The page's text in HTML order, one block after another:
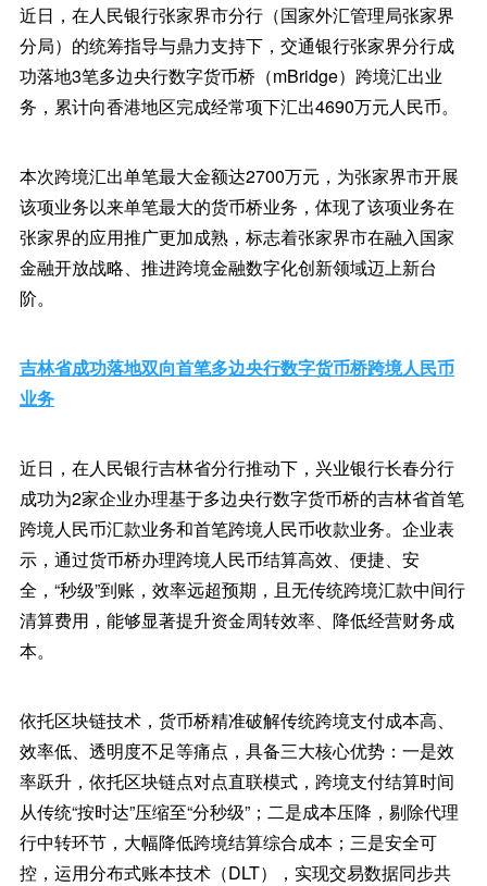
近日，在人民银行张家界市分行（国家外汇管理局张家界
分局）的统筹指导与鼎力支持下，交通银行张家界分行成
功落地3笔多边央行数字货币桥（mBridge）跨境汇出业
务，累计向香港地区完成经常项下汇出4690万元人民币。
本次跨境汇出单笔最大金额达2700万元，为张家界市开展
该项业务以来单笔最大的货币桥业务，体现了该项业务在
张家界的应用推广更加成熟，标志着张家界市在融入国家
金融开放战略、推进跨境金融数字化创新领域迈上新台
阶。
吉林省成功落地双向首笔多边央行数字货币桥跨境人民币
业务
近日，在人民银行吉林省分行推动下，兴业银行长春分行
成功为2家企业办理基于多边央行数字货币桥的吉林省首笔
跨境人民币汇款业务和首笔跨境人民币收款业务。企业表
示，通过货币桥办理跨境人民币结算高效、便捷、安
全，“秒级”到账，效率远超预期，且无传统跨境汇款中间行
清算费用，能够显著提升资金周转效率、降低经营财务成
本。
依托区块链技术，货币桥精准破解传统跨境支付成本高、
效率低、透明度不足等痛点，具备三大核心优势：一是效
率跃升，依托区块链点对点直联模式，跨境支付结算时间
从传统“按时达”压缩至“分秒级”；二是成本压降，剔除代理
行中转环节，大幅降低跨境结算综合成本；三是安全可
控，运用分布式账本技术（DLT），实现交易数据同步共